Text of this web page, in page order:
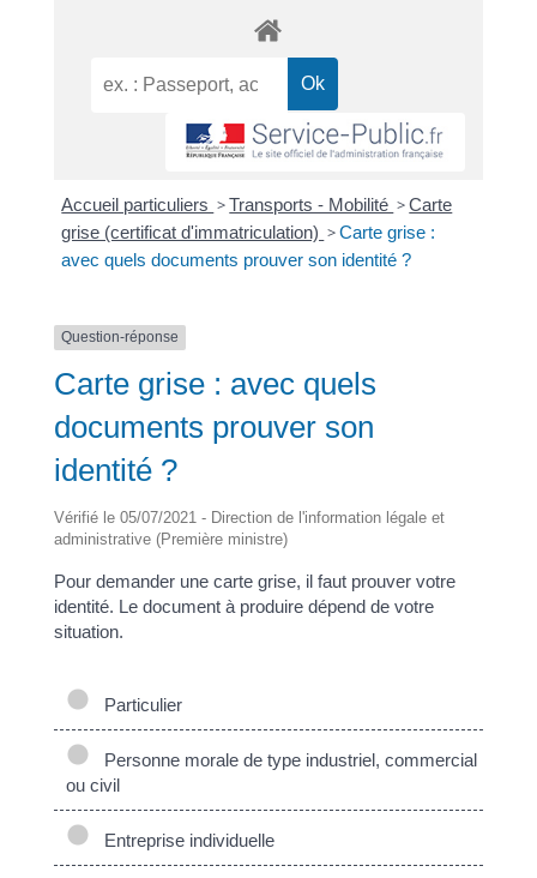
Accueil particuliers >Transports - Mobilité >Carte
grise (certificat d'immatriculation) >Carte grise :
avec quels documents prouver son identité ?
Question-réponse
Carte grise : avec quels
documents prouver son
identité ?
Vérifié le 05/07/2021 - Direction de l'information légale et
administrative (Première ministre)
Pour demander une carte grise, il faut prouver votre
identité. Le document à produire dépend de votre
situation.
Particulier
Personne morale de type industriel, commercial
ou civil
Entreprise individuelle